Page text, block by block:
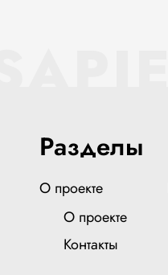
Разделы
О проекте
О проекте
Контакты